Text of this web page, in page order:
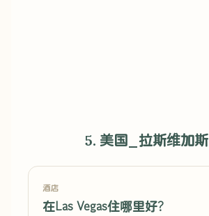
5. 美国_拉斯维加斯
酒店
在Las Vegas住哪里好?